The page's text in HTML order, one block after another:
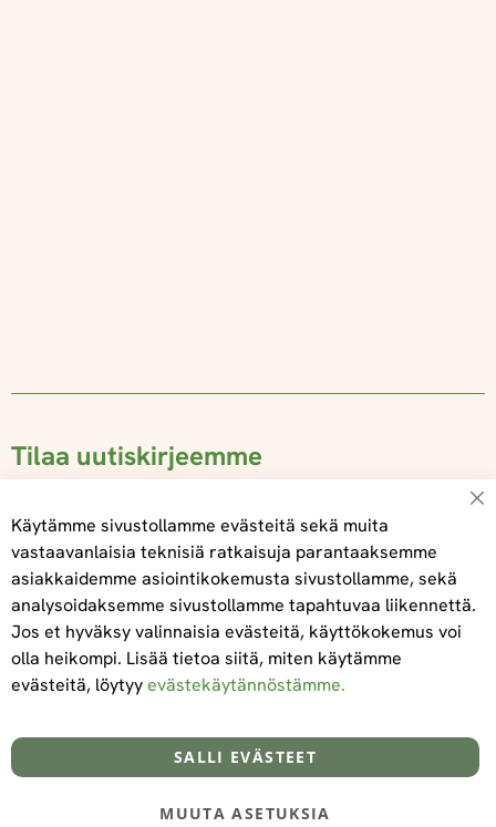
Tilaa uutiskirjeemme
Tilaa
Tietoa meistä
Toimitus- ja maksuehdot
Käytämme sivustollamme evästeitä sekä muita
vastaavanlaisia teknisiä ratkaisuja parantaaksemme
asiakkaidemme asiointikokemusta sivustollamme, sekä
analysoidaksemme sivustollamme tapahtuvaa liikennettä.
Jos et hyväksy valinnaisia evästeitä, käyttökokemus voi
olla heikompi. Lisää tietoa siitä, miten käytämme
evästeitä, löytyyevästekäytännöstämme.
SALLI EVÄSTEET
MUUTA ASETUKSIA